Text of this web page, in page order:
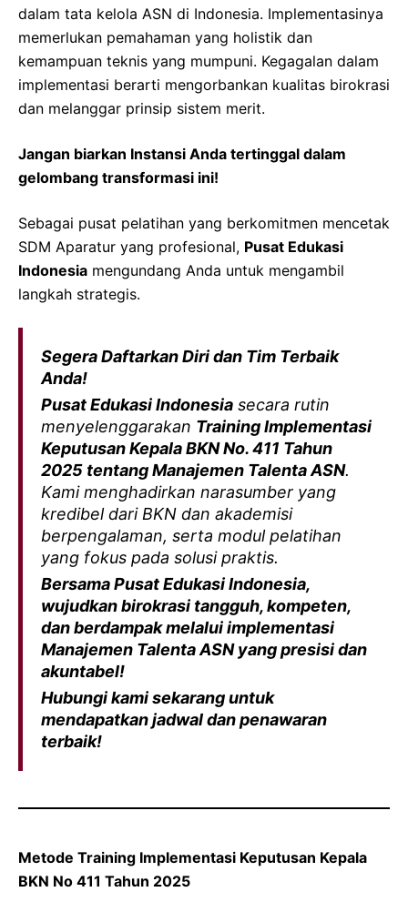
dalam tata kelola ASN di Indonesia. Implementasinya
memerlukan pemahaman yang holistik dan
kemampuan teknis yang mumpuni. Kegagalan dalam
implementasi berarti mengorbankan kualitas birokrasi
dan melanggar prinsip sistem merit.
Jangan biarkan Instansi Anda tertinggal dalam
gelombang transformasi ini!
Sebagai pusat pelatihan yang berkomitmen mencetak
SDM Aparatur yang profesional, Pusat Edukasi
Indonesia mengundang Anda untuk mengambil
langkah strategis.
Segera Daftarkan Diri dan Tim Terbaik
Anda!
Pusat Edukasi Indonesia secara rutin
menyelenggarakan Training Implementasi
Keputusan Kepala BKN No. 411 Tahun
2025 tentang Manajemen Talenta ASN.
Kami menghadirkan narasumber yang
kredibel dari BKN dan akademisi
berpengalaman, serta modul pelatihan
yang fokus pada solusi praktis.
Bersama Pusat Edukasi Indonesia,
wujudkan birokrasi tangguh, kompeten,
dan berdampak melalui implementasi
Manajemen Talenta ASN yang presisi dan
akuntabel!
Hubungi kami sekarang untuk
mendapatkan jadwal dan penawaran
terbaik!
Metode Training Implementasi Keputusan Kepala
BKN No 411 Tahun 2025